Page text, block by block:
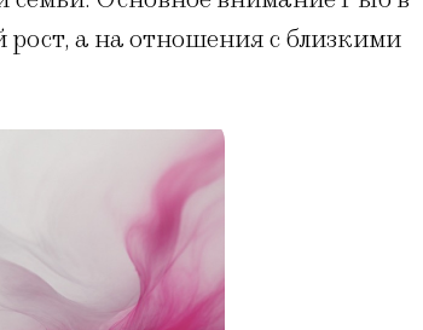
а на отношения с близкими